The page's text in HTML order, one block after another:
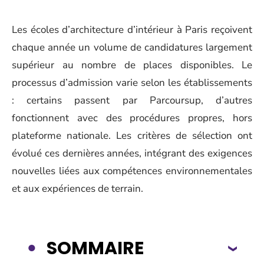
Les écoles d’architecture d’intérieur à Paris reçoivent
chaque année un volume de candidatures largement
supérieur au nombre de places disponibles. Le
processus d’admission varie selon les établissements
: certains passent par Parcoursup, d’autres
fonctionnent avec des procédures propres, hors
plateforme nationale. Les critères de sélection ont
évolué ces dernières années, intégrant des exigences
nouvelles liées aux compétences environnementales
et aux expériences de terrain.
SOMMAIRE